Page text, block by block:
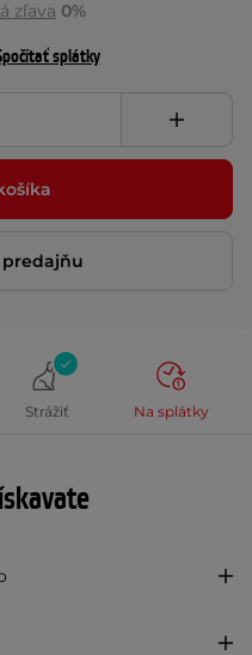
zľava 0%
splátky
Strážiť Na splátky